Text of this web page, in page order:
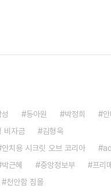
동아원 박정희
비자금
김형욱
안치용 시크릿 오브 코리아
박근혜 중앙정보부
프리
천안함 침몰